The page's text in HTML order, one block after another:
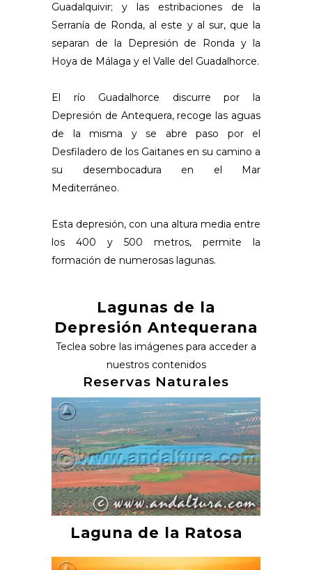
Guadalquivir; y las estribaciones de la
Serranía de Ronda, al este y al sur, que la
separan de la Depresión de Ronda y la
Hoya de Málaga y el Valle del Guadalhorce.
El río Guadalhorce discurre por la
Depresión de Antequera, recoge las aguas
de la misma y se abre paso por el
Desfiladero de los Gaitanes en su camino a
su desembocadura en el Mar
Mediterráneo.
Esta depresión, con una altura media entre
los 400 y 500 metros, permite la
formación de numerosas lagunas.
Lagunas de la
Depresión Antequerana
Teclea sobre las imágenes para acceder a
nuestros contenidos
Reservas Naturales
Laguna de la Ratosa